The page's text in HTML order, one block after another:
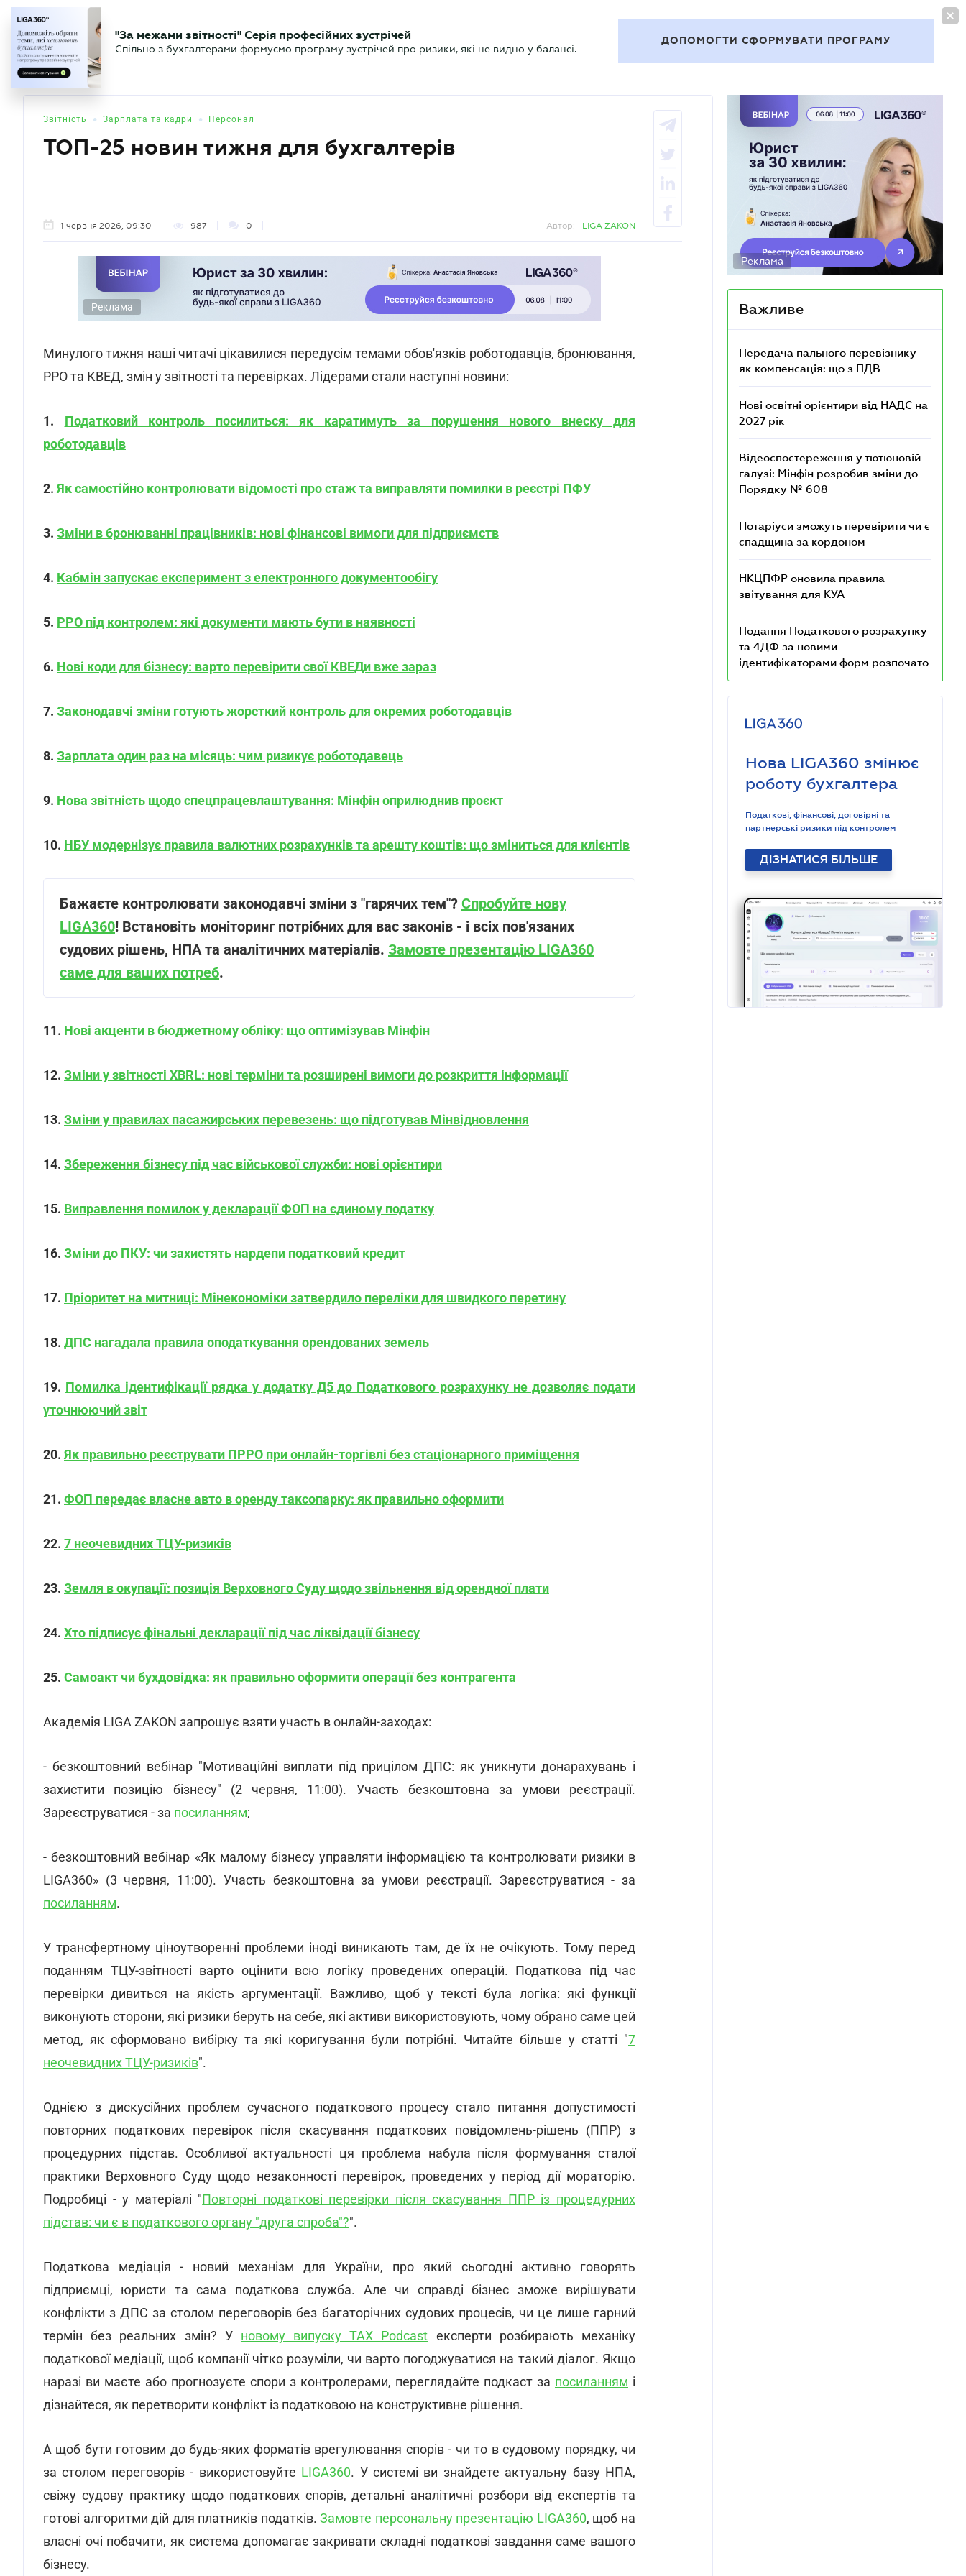
БУХГАЛТЕР Новини Аналітика Календар Актуально
"За межами звітності" Серія професійних зустрічей
Спільно з бухгалтерами формуємо програму зустрічей про ризики, які не видно у балансі.
ДОПОМОГТИ СФОРМУВАТИ ПРОГРАМУ
Звітність • Зарплата та кадри • Персонал
ТОП-25 новин тижня для бухгалтерів
1 червня 2026, 09:30 987 0 Автор: LIGA ZAKON
Реклама
Минулого тижня наші читачі цікавилися передусім темами обов'язків роботодавців, бронювання,
РРО та КВЕД, змін у звітності та перевірках. Лідерами стали наступні новини:
1. Податковий контроль посилиться: як каратимуть за порушення нового внеску для
роботодавців
2. Як самостійно контролювати відомості про стаж та виправляти помилки в реєстрі ПФУ
3. Зміни в бронюванні працівників: нові фінансові вимоги для підприємств
4. Кабмін запускає експеримент з електронного документообігу
5. РРО під контролем: які документи мають бути в наявності
6. Нові коди для бізнесу: варто перевірити свої КВЕДи вже зараз
7. Законодавчі зміни готують жорсткий контроль для окремих роботодавців
8. Зарплата один раз на місяць: чим ризикує роботодавець
9. Нова звітність щодо спецпрацевлаштування: Мінфін оприлюднив проєкт
10. НБУ модернізує правила валютних розрахунків та арешту коштів: що зміниться для клієнтів
Бажаєте контролювати законодавчі зміни з "гарячих тем"? Спробуйте нову
LIGA360! Встановіть моніторинг потрібних для вас законів - і всіх пов'язаних
судових рішень, НПА та аналітичних матеріалів. Замовте презентацію LIGA360
саме для ваших потреб.
11. Нові акценти в бюджетному обліку: що оптимізував Мінфін
12. Зміни у звітності XBRL: нові терміни та розширені вимоги до розкриття інформації
13. Зміни у правилах пасажирських перевезень: що підготував Мінвідновлення
14. Збереження бізнесу під час військової служби: нові орієнтири
15. Виправлення помилок у декларації ФОП на єдиному податку
16. Зміни до ПКУ: чи захистять нардепи податковий кредит
17. Пріоритет на митниці: Мінекономіки затвердило переліки для швидкого перетину
18. ДПС нагадала правила оподаткування орендованих земель
19. Помилка ідентифікації рядка у додатку Д5 до Податкового розрахунку не дозволяє подати
уточнюючий звіт
20. Як правильно реєструвати ПРРО при онлайн-торгівлі без стаціонарного приміщення
21. ФОП передає власне авто в оренду таксопарку: як правильно оформити
22. 7 неочевидних ТЦУ-ризиків
23. Земля в окупації: позиція Верховного Суду щодо звільнення від орендної плати
24. Хто підписує фінальні декларації під час ліквідації бізнесу
25. Самоакт чи бухдовідка: як правильно оформити операції без контрагента
Академія LIGA ZAKON запрошує взяти участь в онлайн-заходах:
- безкоштовний вебінар "Мотиваційні виплати під прицілом ДПС: як уникнути донарахувань і
захистити позицію бізнесу" (2 червня, 11:00). Участь безкоштовна за умови реєстрації.
Зареєструватися - за посиланням;
- безкоштовний вебінар «Як малому бізнесу управляти інформацією та контролювати ризики в
LIGA360» (3 червня, 11:00). Участь безкоштовна за умови реєстрації. Зареєструватися - за
посиланням.
У трансфертному ціноутворенні проблеми іноді виникають там, де їх не очікують. Тому перед
поданням ТЦУ-звітності варто оцінити всю логіку проведених операцій. Податкова під час
перевірки дивиться на якість аргументації. Важливо, щоб у тексті була логіка: які функції
виконують сторони, які ризики беруть на себе, які активи використовують, чому обрано саме цей
метод, як сформовано вибірку та які коригування були потрібні. Читайте більше у статті "7
неочевидних ТЦУ-ризиків".
Однією з дискусійних проблем сучасного податкового процесу стало питання допустимості
повторних податкових перевірок після скасування податкових повідомлень-рішень (ППР) з
процедурних підстав. Особливої актуальності ця проблема набула після формування сталої
практики Верховного Суду щодо незаконності перевірок, проведених у період дії мораторію.
Подробиці - у матеріалі "Повторні податкові перевірки після скасування ППР із процедурних
підстав: чи є в податкового органу "друга спроба"?".
Податкова медіація - новий механізм для України, про який сьогодні активно говорять
підприємці, юристи та сама податкова служба. Але чи справді бізнес зможе вирішувати
конфлікти з ДПС за столом переговорів без багаторічних судових процесів, чи це лише гарний
термін без реальних змін? У новому випуску TAX Podcast експерти розбирають механіку
податкової медіації, щоб компанії чітко розуміли, чи варто погоджуватися на такий діалог. Якщо
наразі ви маєте або прогнозуєте спори з контролерами, переглядайте подкаст за посиланням і
дізнайтеся, як перетворити конфлікт із податковою на конструктивне рішення.
А щоб бути готовим до будь-яких форматів врегулювання спорів - чи то в судовому порядку, чи
за столом переговорів - використовуйте LIGA360. У системі ви знайдете актуальну базу НПА,
свіжу судову практику щодо податкових спорів, детальні аналітичні розбори від експертів та
готові алгоритми дій для платників податків.Замовте персональну презентацію LIGA360, щоб на
власні очі побачити, як система допомагає закривати складні податкові завдання саме вашого
бізнесу.
Реклама
Важливе
Передача пального перевізнику
як компенсація: що з ПДВ
Нові освітні орієнтири від НАДС на
2027 рік
Відеоспостереження у тютюновій
галузі: Мінфін розробив зміни до
Порядку № 608
Нотаріуси зможуть перевірити чи є
спадщина за кордоном
НКЦПФР оновила правила
звітування для КУА
Подання Податкового розрахунку
та 4ДФ за новими
ідентифікаторами форм розпочато
Нова LIGA360 змінює
роботу бухгалтера
Податкові, фінансові, договірні та
партнерські ризики під контролем
ДІЗНАТИСЯ БІЛЬШЕ